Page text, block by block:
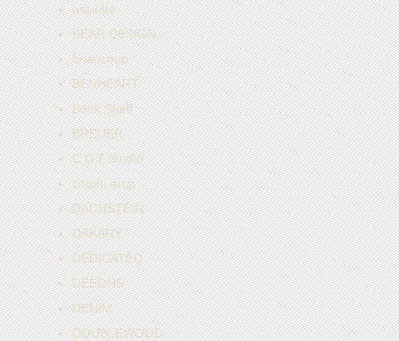
assiette
BEAR DESIGN
beaucoup
BENHEART
Book Shelf
BREUER
C.O.F.Studio
comm.arch
DACHSTEIN
DAKARY
DEDICATED
DEEOHS
DENIM
DOUBLEWOOD